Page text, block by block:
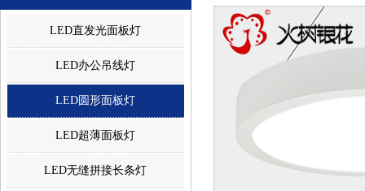
LED直发光面板灯
LED办公吊线灯
LED圆形面板灯
LED超薄面板灯
LED无缝拼接长条灯